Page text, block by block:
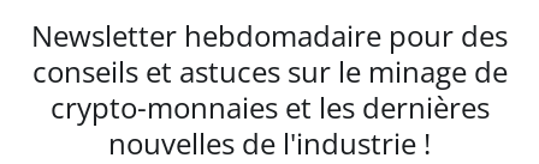
Newsletter hebdomadaire pour des
conseils et astuces sur le minage de
crypto-monnaies et les dernières
nouvelles de l'industrie !